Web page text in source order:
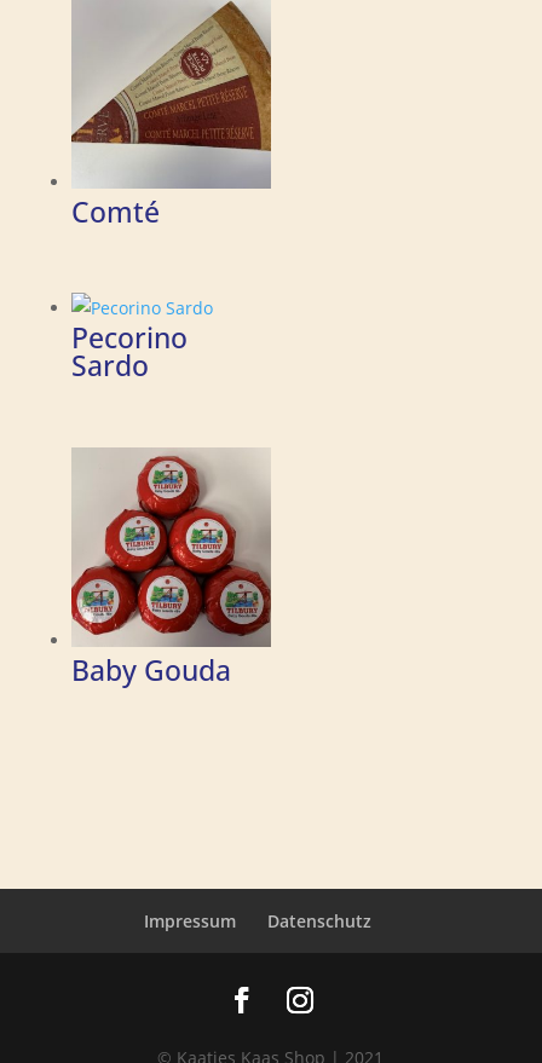
Comté
Pecorino
Sardo
Baby Gouda
Impressum Datenschutz
© Kaatjes Kaas Shop | 2021